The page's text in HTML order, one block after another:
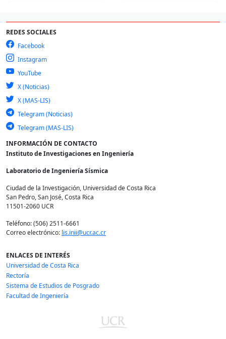
REDES SOCIALES
Facebook
Instagram
YouTube
X (Noticias)
X (MAS-LIS)
Telegram (Noticias)
Telegram (MAS-LIS)
INFORMACIÓN DE CONTACTO
Instituto de Investigaciones en Ingeniería
Laboratorio de Ingeniería Sísmica
Ciudad de la Investigación, Universidad de Costa Rica
San Pedro, San José, Costa Rica
11501-2060 UCR
Teléfono: (506) 2511-6661
Correo electrónico: lis.inii@ucr.ac.cr
ENLACES DE INTERÉS
Universidad de Costa Rica
Rectoría
Sistema de Estudios de Posgrado
Facultad de Ingeniería